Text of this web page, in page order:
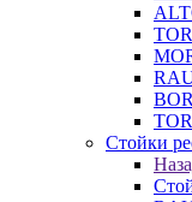
Стойки